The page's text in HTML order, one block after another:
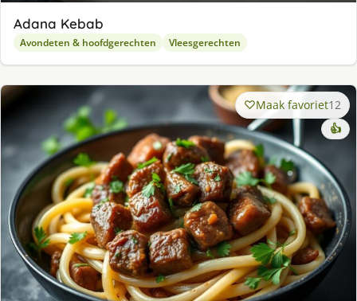
Adana Kebab
Avondeten & hoofdgerechten Vleesgerechten
Maak favoriet12
👍